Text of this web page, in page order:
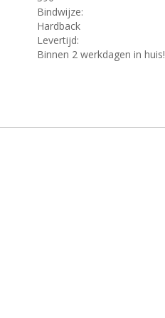
Bindwijze:
Hardback
Levertijd:
Binnen 2 werkdagen in huis!